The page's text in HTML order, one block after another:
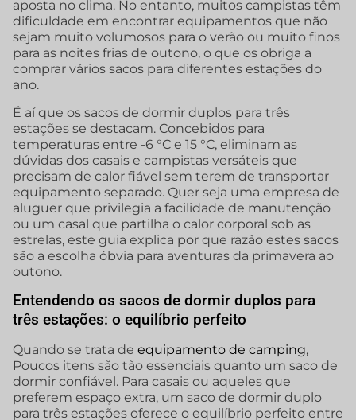
aposta no clima. No entanto, muitos campistas têm
dificuldade em encontrar equipamentos que não
sejam muito volumosos para o verão ou muito finos
para as noites frias de outono, o que os obriga a
comprar vários sacos para diferentes estações do
ano.
É aí que os sacos de dormir duplos para três
estações se destacam. Concebidos para
temperaturas entre -6 °C e 15 °C, eliminam as
dúvidas dos casais e campistas versáteis que
precisam de calor fiável sem terem de transportar
equipamento separado. Quer seja uma empresa de
aluguer que privilegia a facilidade de manutenção
ou um casal que partilha o calor corporal sob as
estrelas, este guia explica por que razão estes sacos
são a escolha óbvia para aventuras da primavera ao
outono.
Entendendo os sacos de dormir duplos para
três estações: o equilíbrio perfeito
Quando se trata de equipamento de camping,
Poucos itens são tão essenciais quanto um saco de
dormir confiável. Para casais ou aqueles que
preferem espaço extra, um saco de dormir duplo
para três estações oferece o equilíbrio perfeito entre